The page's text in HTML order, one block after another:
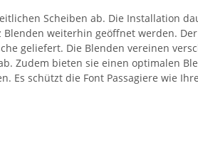
Scheiben ab. Die Installation
weiterhin geöffnet werden.
geliefert. Die Blenden vereinen
Zudem bieten sie einen optimalen
schützt die Font Passagiere wie